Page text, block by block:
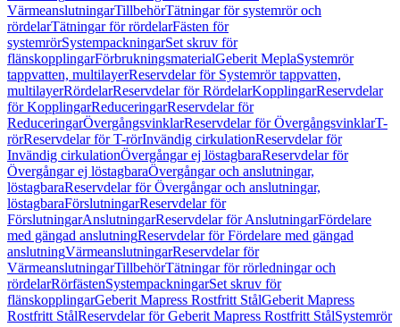
VärmeanslutningarTillbehörTätningar för systemrör och
rördelarTätningar för rördelarFästen för
systemrörSystempackningarSet skruv för
flänskopplingarFörbrukningsmaterialGeberit MeplaSystemrör
tappvatten, multilayerReservdelar för Systemrör tappvatten,
multilayerRördelarReservdelar för RördelarKopplingarReservdelar
för KopplingarReduceringarReservdelar för
ReduceringarÖvergångsvinklarReservdelar för ÖvergångsvinklarT-
rörReservdelar för T-rörInvändig cirkulationReservdelar för
Invändig cirkulationÖvergångar ej löstagbaraReservdelar för
Övergångar ej löstagbaraÖvergångar och anslutningar,
löstagbaraReservdelar för Övergångar och anslutningar,
löstagbaraFörslutningarReservdelar för
FörslutningarAnslutningarReservdelar för AnslutningarFördelare
med gängad anslutningReservdelar för Fördelare med gängad
anslutningVärmeanslutningarReservdelar för
VärmeanslutningarTillbehörTätningar för rörledningar och
rördelarRörfästenSystempackningarSet skruv för
flänskopplingarGeberit Mapress Rostfritt StålGeberit Mapress
Rostfritt StålReservdelar för Geberit Mapress Rostfritt StålSystemrör